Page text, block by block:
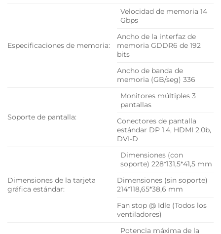
Especificaciones de memoria:
Velocidad de memoria 14
Gbps
Ancho de la interfaz de
memoria GDDR6 de 192
bits
Ancho de banda de
memoria (GB/seg) 336
Soporte de pantalla:
Monitores múltiples 3
pantallas
Conectores de pantalla
estándar DP 1.4, HDMI 2.0b,
DVI-D
Dimensiones de la tarjeta
gráfica estándar:
Dimensiones (con
soporte) 228*131,5*41,5 mm
Dimensiones (sin soporte)
214*118,65*38,6 mm
Fan stop @ Idle (Todos los
ventiladores)
Potencia máxima de la